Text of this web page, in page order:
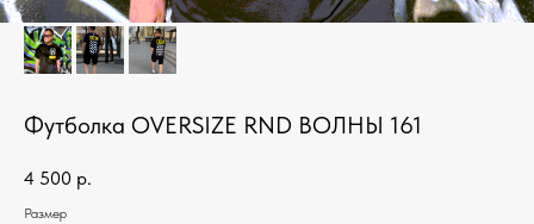
Футболка OVERSIZE RND ВОЛНЫ 161
4 500 р.
Размер